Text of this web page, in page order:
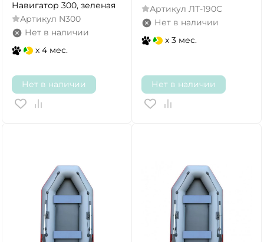
Навигатор 300, зеленая
Артикул N300
Нет в наличии
x 4 мес.
Нет в наличии
Артикул ЛТ-190С
Нет в наличии
x 3 мес.
Нет в наличии